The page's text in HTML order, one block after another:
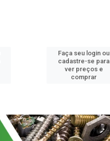
Faça seu login ou
cadastre-se para
ver preços e
comprar